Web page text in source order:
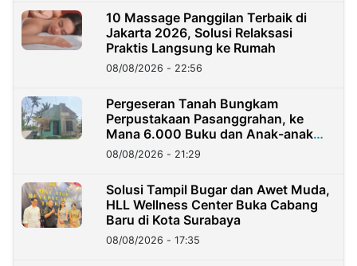
10 Massage Panggilan Terbaik di
Jakarta 2026, Solusi Relaksasi
Praktis Langsung ke Rumah
08/08/2026 - 22:56
Pergeseran Tanah Bungkam
Perpustakaan Pasanggrahan, ke
Mana 6.000 Buku dan Anak-anak
Kini?
08/08/2026 - 21:29
Solusi Tampil Bugar dan Awet Muda,
HLL Wellness Center Buka Cabang
Baru di Kota Surabaya
08/08/2026 - 17:35